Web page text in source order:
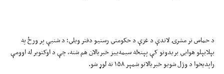
د حماس تر مشرۍ لاندې د غزې د حکومتي رسنیو دفتر ویلي؛ د شنبې پر ورځ په
بېلابېلو هوایي بریدونو کې پېنځه سیمه‌ییز خبریالان هم شته، چې د اوکتوبر له اوومې
راپدیخوا د وژل شویو خبریالانو شمېر ۱۵۸ ته لوړ شو.